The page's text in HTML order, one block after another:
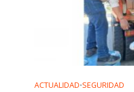
ACTUALIDAD•SEGURIDAD